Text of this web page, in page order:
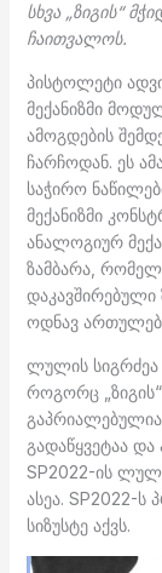
სხვა „ზიგის“
ჩაითვალოს.
პისტოლეტი
მექანიზმი
ამოგდების
ჩარჩოდან. ეს
საჭირო
მექანიზმი
ანალოგიურ
ზამბარა,
დაკავშირებული
ოდნავ
ლულის სიგრძეა
როგორც
გადაწყვეტაა
SP2022-ის
ასეა. SP2022-
სიზუსტე აქვს.